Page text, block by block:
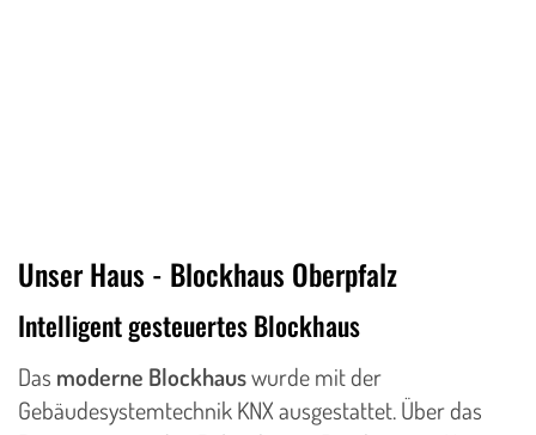
Unser Haus - Blockhaus Oberpfalz
Intelligent gesteuertes Blockhaus
Das moderne Blockhauswurde mit der
Gebäudesystemtechnik KNX ausgestattet. Über das